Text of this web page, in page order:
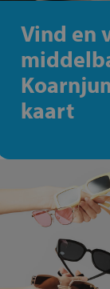
Vind en
kaart